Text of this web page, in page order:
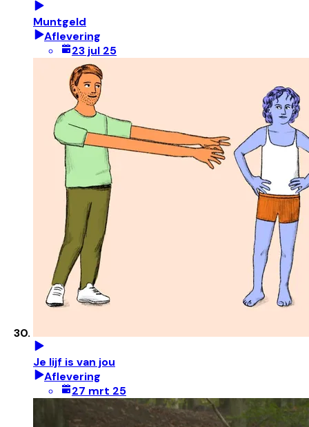
Muntgeld
Aflevering
23 jul 25
Je lijf is van jou
Aflevering
27 mrt 25